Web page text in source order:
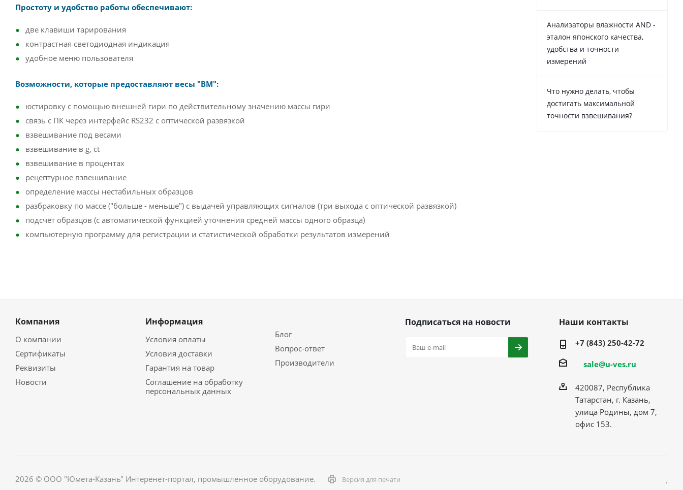
Простоту и удобство работы обеспечивают:
две клавиши тарирования
контрастная светодиодная индикация
удобное меню пользователя
Возможности, которые предоставляют весы "ВМ":
юстировку с помощью внешней гири по действительному значению массы гири
связь с ПК через интерфейс RS232 c оптической развязкой
взвешивание под весами
взвешивание в g, ct
взвешивание в процентах
рецептурное взвешивание
определение массы нестабильных образцов
разбраковку по массе ("больше - меньше") с выдачей управляющих сигналов (три выхода с оптической развязкой)
подсчёт образцов (с автоматической функцией уточнения средней массы одного образца)
компьютерную программу для регистрации и статистической обработки результатов измерений
Анализаторы влажности AND -
эталон японского качества,
удобства и точности
измерений
Что нужно делать, чтобы
достигать максимальной
точности взвешивания?
Компания
О компании
Сертификаты
Реквизиты
Новости
Информация
Условия оплаты
Условия доставки
Гарантия на товар
Соглашение на обработку
персональных данных
Блог
Вопрос-ответ
Производители
Подписаться на новости Наши контакты
+7 (843) 250-42-72
sale@u-ves.ru
420087, Республика
Татарстан, г. Казань,
улица Родины, дом 7,
офис 153.
2026 © ООО "Юмета-Казань" Интеренет-портал, промышленное оборудование. Версия для печати .